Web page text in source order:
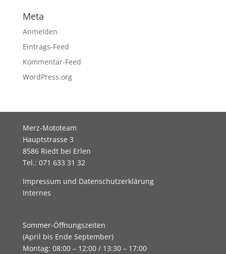
Meta
Anmelden
Eintrags-Feed
Kommentar-Feed
WordPress.org
Merz-Mototeam
Hauptstrasse 3
8586 Riedt bei Erlen
Tel.: 071 633 31 32
Impressum und Datenschutzerklärung
Internes
Sommer-Öffnungszeiten
(April bis Ende September)
Montag: 08:00 – 12:00 / 13:30 – 17:00